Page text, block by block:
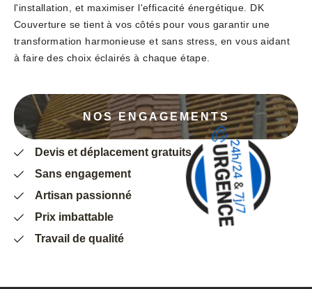
l'installation, et maximiser l'efficacité énergétique. DK
Couverture se tient à vos côtés pour vous garantir une
transformation harmonieuse et sans stress, en vous aidant
à faire des choix éclairés à chaque étape.
NOS ENGAGEMENTS
Devis et déplacement gratuits
Sans engagement
Artisan passionné
Prix imbattable
Travail de qualité